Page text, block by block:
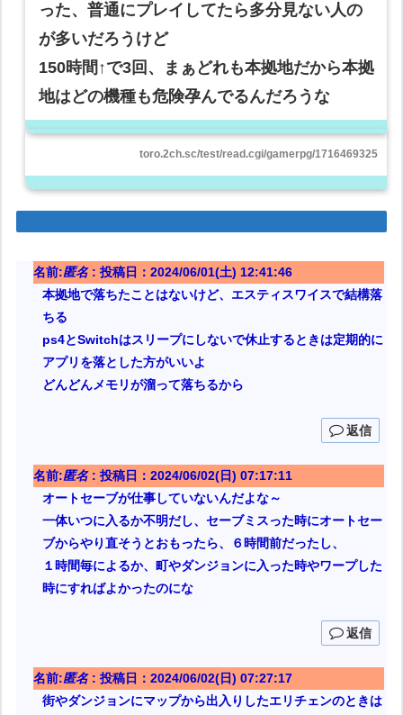
った、普通にプレイしてたら多分見ない人の
が多いだろうけど
150時間↑で3回、まぁどれも本拠地だから本拠
地はどの機種も危険孕んでるんだろうな
toro.2ch.sc/test/read.cgi/gamerpg/1716469325
名前:匿名: 投稿日：2024/06/01(土) 12:41:46
本拠地で落ちたことはないけど、エスティスワイスで結構落
ちる
ps4とSwitchはスリープにしないで休止するときは定期的に
アプリを落とした方がいいよ
どんどんメモリが溜って落ちるから
返信
名前:匿名: 投稿日：2024/06/02(日) 07:17:11
オートセーブが仕事していないんだよな～
一体いつに入るか不明だし、セーブミスった時にオートセー
ブからやり直そうとおもったら、６時間前だったし、
１時間毎によるか、町やダンジョンに入った時やワープした
時にすればよかったのにな
返信
名前:匿名: 投稿日：2024/06/02(日) 07:27:17
街やダンジョンにマップから出入りしたエリチェンのときは